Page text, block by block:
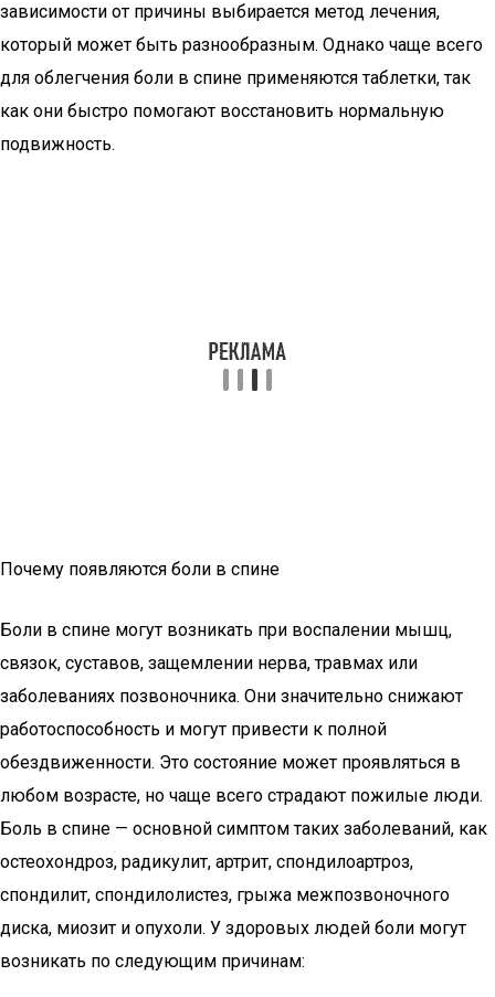
зависимости от причины выбирается метод лечения,
который может быть разнообразным. Однако чаще всего
для облегчения боли в спине применяются таблетки, так
как они быстро помогают восстановить нормальную
подвижность.
Почему появляются боли в спине
Боли в спине могут возникать при воспалении мышц,
связок, суставов, защемлении нерва, травмах или
заболеваниях позвоночника. Они значительно снижают
работоспособность и могут привести к полной
обездвиженности. Это состояние может проявляться в
любом возрасте, но чаще всего страдают пожилые люди.
Боль в спине — основной симптом таких заболеваний, как
остеохондроз, радикулит, артрит, спондилоартроз,
спондилит, спондилолистез, грыжа межпозвоночного
диска, миозит и опухоли. У здоровых людей боли могут
возникать по следующим причинам: